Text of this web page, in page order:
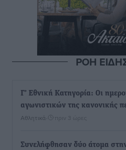
ΡΟΗ
Γ’ Εθνική Κατηγορία: Οι
αγωνιστικών της κανονικής
Αθλητικά πριν 3 ώρες
Συνελήφθησαν δύο άτομα